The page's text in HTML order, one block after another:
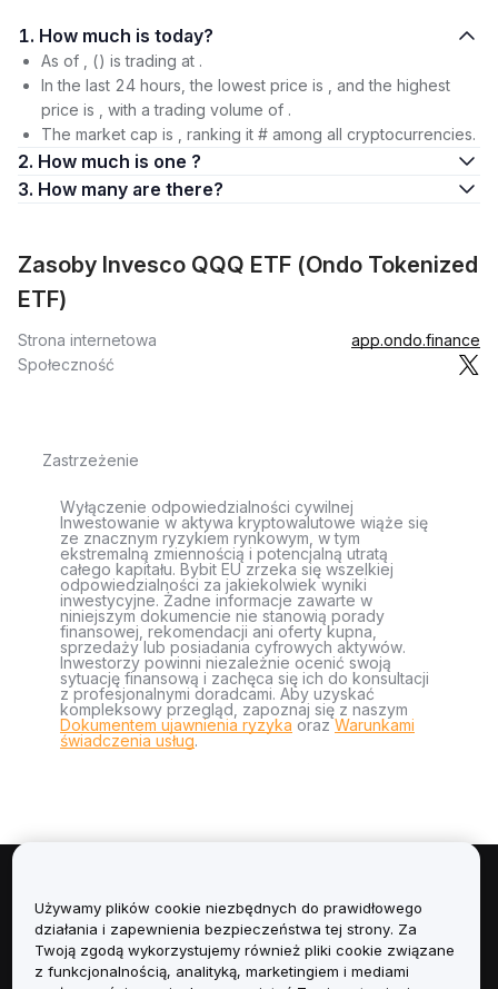
1. How much is today?
As of , () is trading at .
In the last 24 hours, the lowest price is , and the highest
price is , with a trading volume of .
The market cap is , ranking it # among all cryptocurrencies.
2. How much is one ?
3. How many are there?
Zasoby Invesco QQQ ETF (Ondo Tokenized
ETF)
Strona internetowa
app.ondo.finance
Społeczność
Zastrzeżenie
Wyłączenie odpowiedzialności cywilnej
Inwestowanie w aktywa kryptowalutowe wiąże się
ze znacznym ryzykiem rynkowym, w tym
ekstremalną zmiennością i potencjalną utratą
całego kapitału. Bybit EU zrzeka się wszelkiej
odpowiedzialności za jakiekolwiek wyniki
inwestycyjne. Żadne informacje zawarte w
niniejszym dokumencie nie stanowią porady
finansowej, rekomendacji ani oferty kupna,
sprzedaży lub posiadania cyfrowych aktywów.
Inwestorzy powinni niezależnie ocenić swoją
sytuację finansową i zachęca się ich do konsultacji
z profesjonalnymi doradcami. Aby uzyskać
kompleksowy przegląd, zapoznaj się z naszym
Dokumentem ujawnienia ryzyka orazWarunkami
świadczenia usług.
Informacje
Usługi
Używamy plików cookie niezbędnych do prawidłowego
działania i zapewnienia bezpieczeństwa tej strony. Za
Twoją zgodą wykorzystujemy również pliki cookie związane
z funkcjonalnością, analityką, marketingiem i mediami